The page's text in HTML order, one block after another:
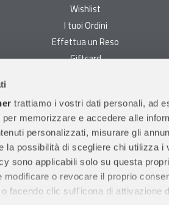
trattiamo i vostri dati personali, ad
memorizzare e accedere alle
personalizzati, misurare gli
la possibilità di scegliere chi utilizza i
sono applicabili solo su questa
o revocare il proprio
facendo clic sull'icona di attivazione
Wishlist
I tuoi Ordini
Effettua un Reso
Giftcard
Garanzie
Condizioni di vendita
Spedizioni e Resi
Pagamenti sicuri